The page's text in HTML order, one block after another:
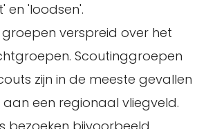
en 'loodsen'.
verspreid over het
Scoutinggroepen
zijn in de meeste gevallen
een regionaal vliegveld.